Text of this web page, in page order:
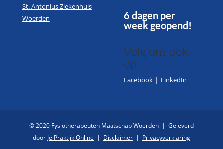
St. Antonius Ziekenhuis
Woerden
6 dagen per
week geopend!
Volg ons ook
op
Facebook | LinkedIn
© 2020 Fysiotherapeuten Maatschap Woerden | Geleverd
door Je Praktijk Online | Disclaimer | Privacyverklaring